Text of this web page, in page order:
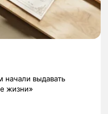
выдавать
жизни»